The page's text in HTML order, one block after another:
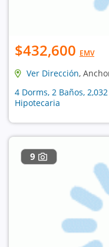
$432,600 EMV
Ver Dirección,
4 Dorms, 2 Baños,
Hipotecaria
9